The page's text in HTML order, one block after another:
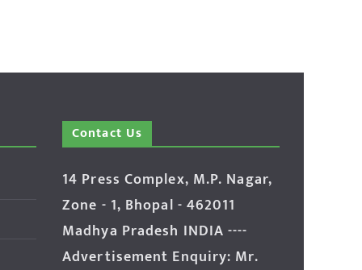
Contact Us
14 Press Complex, M.P. Nagar,
Zone - 1, Bhopal - 462011
Madhya Pradesh INDIA ----
Advertisement Enquiry: Mr.